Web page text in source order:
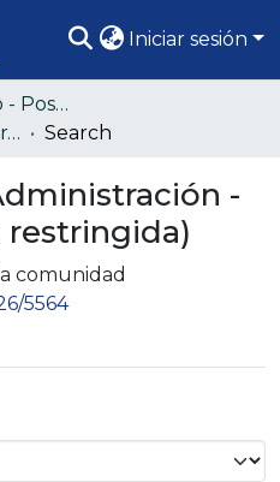
Iniciar sesión
Trabajos de Grado - Posgrado
Doctorado en Administración - DBA (Colección restringida)
Search
-
restringida)
comunidad
5564